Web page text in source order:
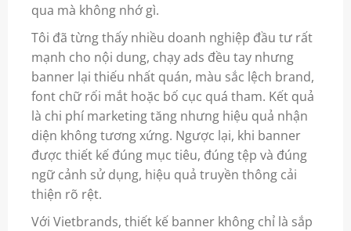
qua mà không nhớ gì.
Tôi đã từng thấy nhiều doanh nghiệp đầu tư rất
mạnh cho nội dung, chạy ads đều tay nhưng
banner lại thiếu nhất quán, màu sắc lệch brand,
font chữ rối mắt hoặc bố cục quá tham. Kết quả
là chi phí marketing tăng nhưng hiệu quả nhận
diện không tương xứng. Ngược lại, khi banner
được thiết kế đúng mục tiêu, đúng tệp và đúng
ngữ cảnh sử dụng, hiệu quả truyền thông cải
thiện rõ rệt.
Với Vietbrands, thiết kế banner không chỉ là sắp